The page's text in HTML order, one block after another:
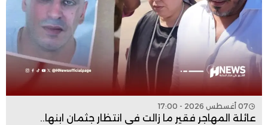
07 أغسطس 2026 - 17:00
عائلة المهاجر فقير ما زالت في انتظار جثمان ابنها..